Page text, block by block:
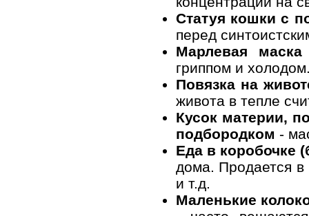
Статуя кошки с
перед
Марлевая
гриппом и
Повязка на
живота в тепле
Кусок материи,
подбородком -
Еда в коробочке
дома. Продается
и т.д.
Маленькие